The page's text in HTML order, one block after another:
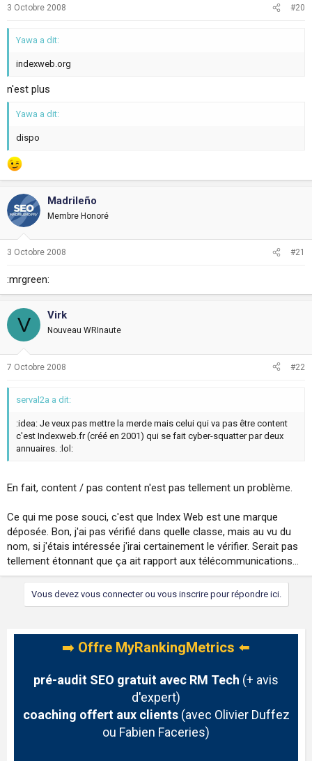
3 Octobre 2008 #20
Yawa a dit:
indexweb.org
n'est plus
Yawa a dit:
dispo
Madrileño
Membre Honoré
3 Octobre 2008 #21
:mrgreen:
V Virk
Nouveau WRInaute
7 Octobre 2008 #22
serval2a a dit:
:idea: Je veux pas mettre la merde mais celui qui va pas être content
c'est Indexweb.fr (créé en 2001) qui se fait cyber-squatter par deux
annuaires. :lol:
En fait, content / pas content n'est pas tellement un problème.
Ce qui me pose souci, c'est que Index Web est une marque
déposée. Bon, j'ai pas vérifié dans quelle classe, mais au vu du
nom, si j'étais intéressée j'irai certainement le vérifier. Serait pas
tellement étonnant que ça ait rapport aux télécommunications...
Vous devez vous connecter ou vous inscrire pour répondre ici.
➡️ Offre MyRankingMetrics ⬅️
pré-audit SEO gratuit avec RM Tech (+ avis
d'expert)
coaching offert aux clients(avec Olivier Duffez
ou Fabien Faceries)